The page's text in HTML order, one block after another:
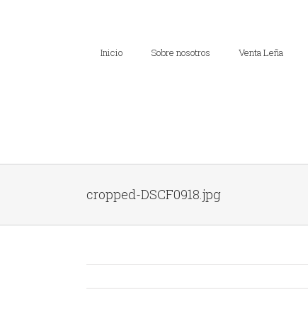
Inicio Sobre nosotros Venta Leña
cropped-DSCF0918.jpg